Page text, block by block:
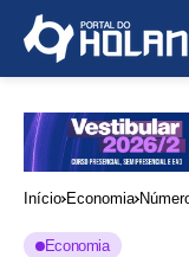
Início Economia
Economia